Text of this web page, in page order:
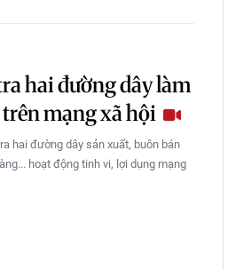
hai đường dây làm
mạng xã hội
hai đường dây sản xuất, buôn bán
hoạt động tinh vi, lợi dụng mạng